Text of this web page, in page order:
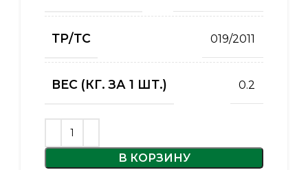
ТР/ТС 019/2011
ВЕС (КГ. ЗА 1 ШТ.) 0.2
В КОРЗИНУ